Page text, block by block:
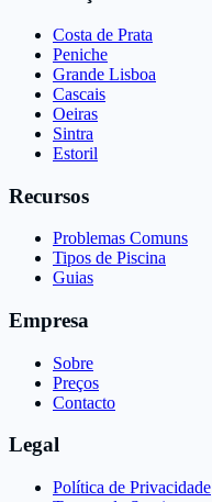
Costa de Prata
Peniche
Grande Lisboa
Cascais
Oeiras
Sintra
Estoril
Recursos
Problemas Comuns
Tipos de Piscina
Guias
Empresa
Sobre
Preços
Contacto
Legal
Política de Privacidade